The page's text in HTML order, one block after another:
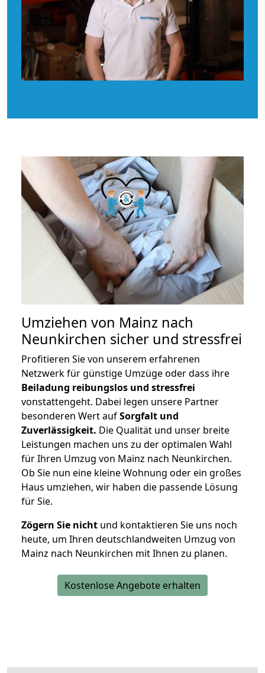
Umziehen von Mainz nach
Neunkirchen sicher und stressfrei
Profitieren Sie von unserem erfahrenen
Netzwerk für günstige Umzüge oder dass ihre
Beiladung reibungslos und stressfrei
vonstattengeht. Dabei legen unsere Partner
besonderen Wert aufSorgfalt und
Zuverlässigkeit. Die Qualität und unser breite
Leistungen machen uns zu der optimalen Wahl
für Ihren Umzug von Mainz nach Neunkirchen.
Ob Sie nun eine kleine Wohnung oder ein großes
Haus umziehen, wir haben die passende Lösung
für Sie.
Zögern Sie nicht und kontaktieren Sie uns noch
heute, um Ihren deutschlandweiten Umzug von
Mainz nach Neunkirchen mit Ihnen zu planen.
Kostenlose Angebote erhalten